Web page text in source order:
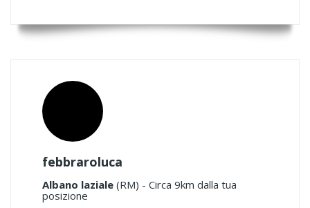
febbraroluca
Albano laziale (RM) - Circa 9km dalla tua
posizione